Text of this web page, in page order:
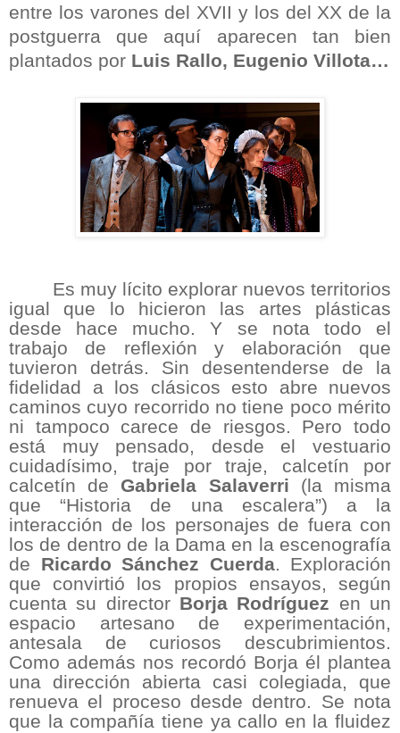
entre los varones del XVII y los del XX de la
postguerra que aquí aparecen tan bien
plantados por Luis Rallo, Eugenio Villota…
Es muy lícito explorar nuevos territorios
igual que lo hicieron las artes plásticas
desde hace mucho. Y se nota todo el
trabajo de reflexión y elaboración que
tuvieron detrás. Sin desentenderse de la
fidelidad a los clásicos esto abre nuevos
caminos cuyo recorrido no tiene poco mérito
ni tampoco carece de riesgos. Pero todo
está muy pensado, desde el vestuario
cuidadísimo, traje por traje, calcetín por
calcetín de Gabriela Salaverri (la misma
que “Historia de una escalera”) a la
interacción de los personajes de fuera con
los de dentro de la Dama en la escenografía
de Ricardo Sánchez Cuerda. Exploración
que convirtió los propios ensayos, según
cuenta su director Borja Rodríguez en un
espacio artesano de experimentación,
antesala de curiosos descubrimientos.
Como además nos recordó Borja él plantea
una dirección abierta casi colegiada, que
renueva el proceso desde dentro. Se nota
que la compañía tiene ya callo en la fluidez